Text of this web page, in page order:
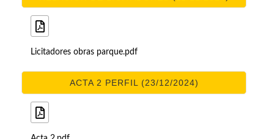
Licitadores obras parque.pdf
ACTA 2 PERFIL (23/12/2024)